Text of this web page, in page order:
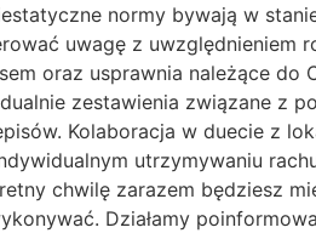
normy bywają w
uwagę z uwzględnieniem
oraz usprawnia należące do
zestawienia związane z
Kolaboracja w duecie z
utrzymywaniu
chwilę zarazem będziesz
Działamy